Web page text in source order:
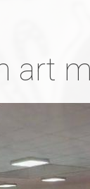
art